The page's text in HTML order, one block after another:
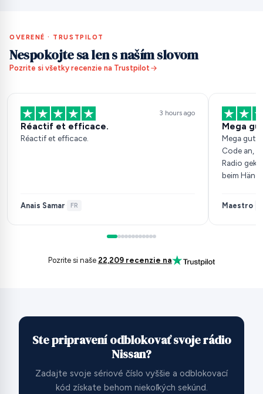
OVERENÉ · TRUSTPILOT
Nespokojte sa len s naším slovom
Pozrite si všetky recenzie na Trustpilot
3 hours ago
Réactif et efficace.
Réactif et efficace.
Anais Samar· FR
Mega
Mega gut,
Code an,
Radio
beim
Maestro·
Pozrite si naše 22,209 recenzie na
Ste pripravení odblokovať svoje rádio
Nissan?
Zadajte svoje sériové číslo vyššie a odblokovací
kód získate behom niekoľkých sekúnd.